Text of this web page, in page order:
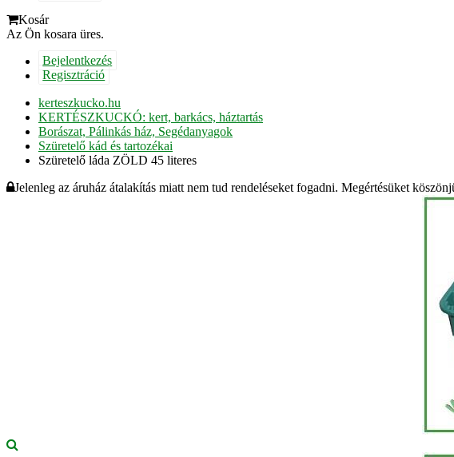
Kosár
Az Ön kosara üres.
Bejelentkezés
Regisztráció
kerteszkucko.hu
KERTÉSZKUCKÓ: kert, barkács, háztartás
Borászat, Pálinkás ház, Segédanyagok
Szüretelő kád és tartozékai
Szüretelő láda ZÖLD 45 literes
Jelenleg az áruház átalakítás miatt nem tud rendeléseket fogadni. Megértésüket